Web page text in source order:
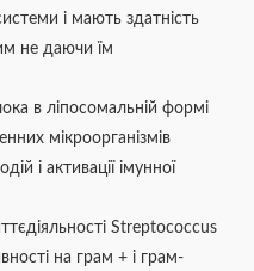
і мають здатність
не даючи їм
в ліпосомальній формі
мікроорганізмів
і активації імунної
Streptococcus
на грам + і грам-